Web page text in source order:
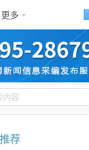
更多
推荐